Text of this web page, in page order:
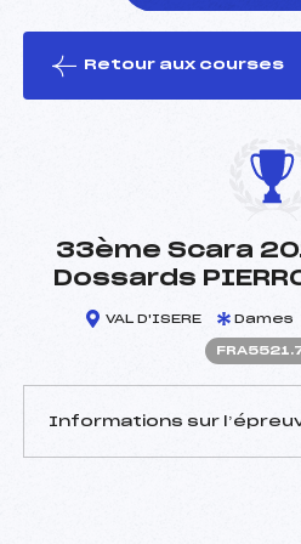
le ski
Retour aux courses
33ème Scara
Dossards
VAL D'ISERE Dames
Informations sur